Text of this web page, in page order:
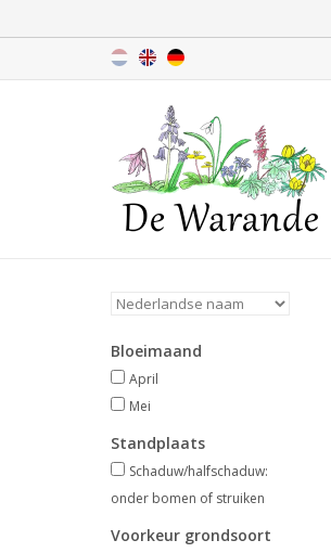
Bloeimaand
April
Mei
Standplaats
Schaduw/halfschaduw:
onder bomen of struiken
Voorkeur grondsoort